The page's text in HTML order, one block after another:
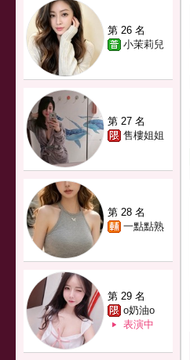
第 26 名
小茉莉兒
第 27 名
售樓姐姐
第 28 名
一點點熟
第 29 名
o奶油o
表演中